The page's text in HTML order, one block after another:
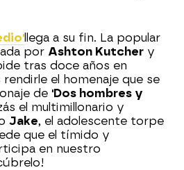
llega a su fin. La popular
por Ashton Kutcher y
tras doce años en
el homenaje que se
de 'Dos hombres y
el multimillonario y
Jake, el adolescente torpe
que el tímido y
en nuestro